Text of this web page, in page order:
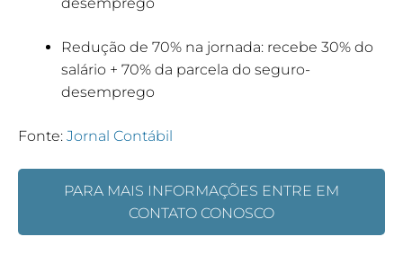
Redução de 70% na jornada: recebe 30% do
salário + 70% da parcela do seguro-
desemprego
Fonte: Jornal Contábil
PARA MAIS INFORMAÇÕES ENTRE EM
CONTATO CONOSCO